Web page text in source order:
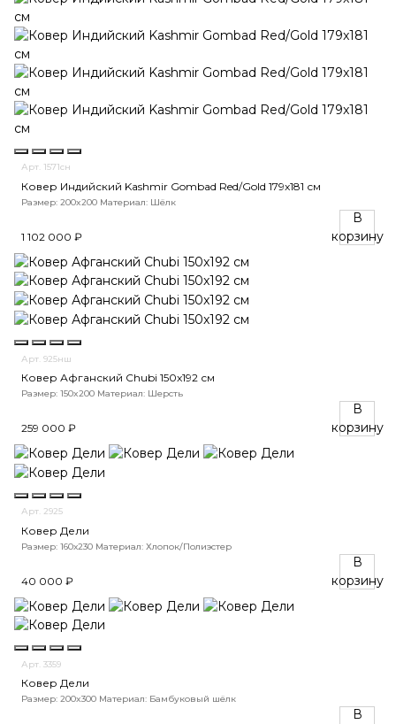
Арт. 1571cн
Ковер Индийский Kashmir Gombad Red/Gold 179x181 см
Размер: 200x200 Материал: Шёлк
1 102 000 ₽
В
корзину
Арт. 925нш
Ковер Афганский Chubi 150x192 см
Размер: 150x200 Материал: Шерсть
259 000 ₽
В
корзину
Арт. 2925
Ковер Дели
Размер: 160х230 Материал: Хлопок/Полиэстер
40 000 ₽
В
корзину
Арт. 3359
Ковер Дели
Размер: 200x300 Материал: Бамбуковый шёлк
В